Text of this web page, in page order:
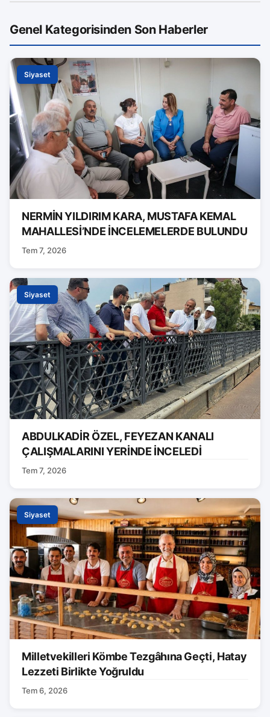
Genel Kategorisinden Son Haberler
Siyaset
NERMİN YILDIRIM KARA, MUSTAFA KEMAL
MAHALLESİ’NDE İNCELEMELERDE BULUNDU
Tem 7, 2026
Siyaset
ABDULKADİR ÖZEL, FEYEZAN KANALI
ÇALIŞMALARINI YERİNDE İNCELEDİ
Tem 7, 2026
Siyaset
Milletvekilleri Kömbe Tezgâhına Geçti, Hatay
Lezzeti Birlikte Yoğruldu
Tem 6, 2026